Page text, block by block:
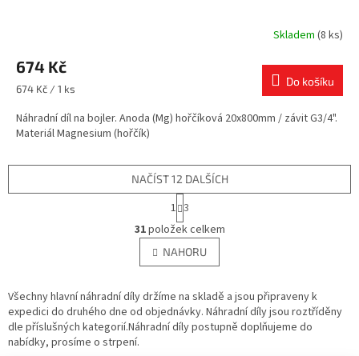
Skladem (8 ks)
674 Kč
Měrná
674 Kč / 1 ks
Do košíku
Náhradní díl na bojler. Anoda (Mg) hořčíková 20x800mm / závit G3/4".
Materiál Magnesium (hořčík)
O
v
l
á
a
c
í
NAČÍST 12 DALŠÍCH
S
t
r
á
n
k
v
á
n
í
1 3
31položek celkem
NAHORU
Všechny hlavní náhradní díly držíme na skladě a jsou připraveny k
expedici do druhého dne od objednávky. Náhradní díly jsou roztříděny
dle příslušných kategorií.Náhradní díly postupně doplňujeme do
nabídky, prosíme o strpení.